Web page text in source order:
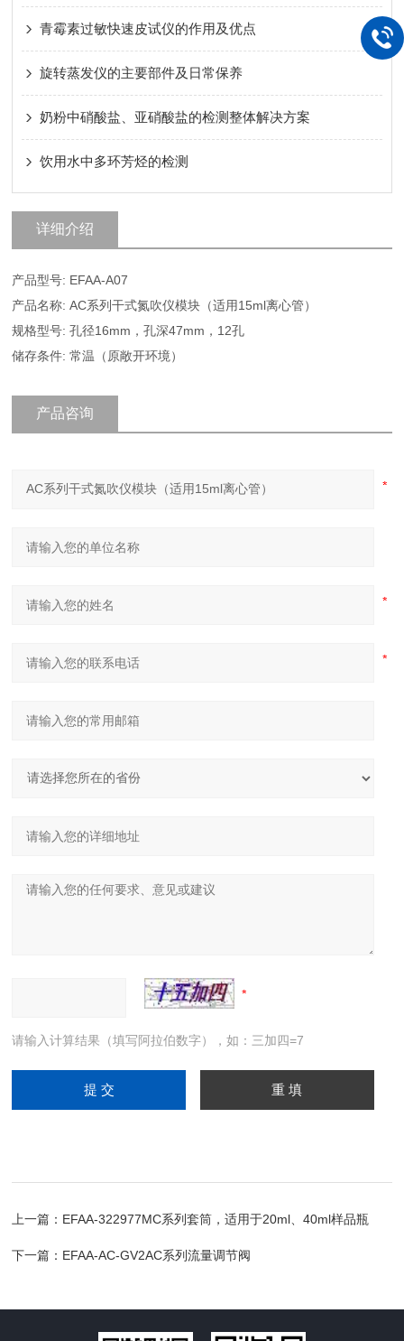
青霉素过敏快速皮试仪的作用及优点
旋转蒸发仪的主要部件及日常保养
奶粉中硝酸盐、亚硝酸盐的检测整体解决方案
饮用水中多环芳烃的检测
详细介绍
产品型号: EFAA-A07
产品名称: AC系列干式氮吹仪模块（适用15ml离心管）
规格型号: 孔径16mm，孔深47mm，12孔
储存条件: 常温（原敞开环境）
产品咨询
请输入计算结果（填写阿拉伯数字），如：三加四=7
上一篇： EFAA-322977MC系列套筒，适用于20ml、40ml样品瓶
下一篇： EFAA-AC-GV2AC系列流量调节阀